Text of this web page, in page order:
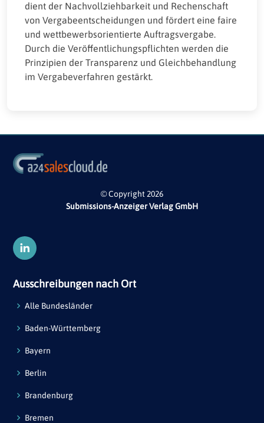
dient der Nachvollziehbarkeit und Rechenschaft
von Vergabeentscheidungen und fördert eine faire
und wettbewerbsorientierte Auftragsvergabe.
Durch die Veröffentlichungspflichten werden die
Prinzipien der Transparenz und Gleichbehandlung
im Vergabeverfahren gestärkt.
© Copyright 2026
Submissions-Anzeiger Verlag GmbH
Ausschreibungen nach Ort
Alle Bundesländer
Baden-Württemberg
Bayern
Berlin
Brandenburg
Bremen